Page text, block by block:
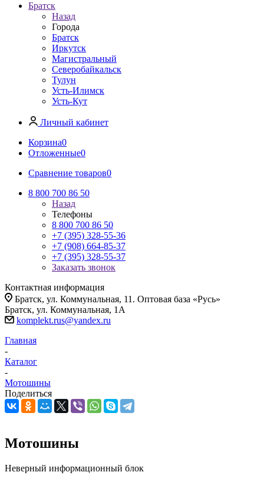
Братск
Назад
Города
Братск
Иркутск
Магистральный
Северобайкальск
Тулун
Усть-Илимск
Усть-Кут
Личный кабинет
Корзина0
Отложенные0
Сравнение товаров0
8 800 700 86 50
Назад
Телефоны
8 800 700 86 50
+7 (395) 328-55-36
+7 (908) 664-85-37
+7 (395) 328-55-37
Заказать звонок
Контактная информация
Братск, ул. Коммунальная, 11. Оптовая база «Русь»
Братск, ул. Коммунальная, 1А
komplekt.rus@yandex.ru
Главная
-
Каталог
-
Мотошины
Поделиться
Мотошины
Неверный информационный блок